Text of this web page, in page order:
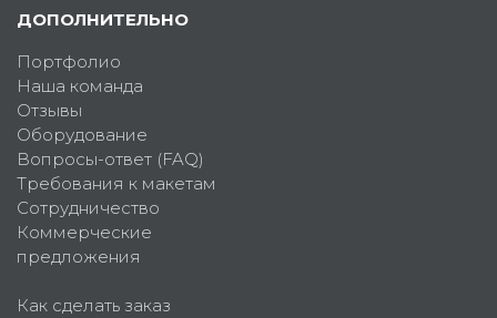
ДОПОЛНИТЕЛЬНО
Портфолио
Наша команда
Отзывы
Оборудование
Вопросы-ответ (FAQ)
Требования к макетам
Сотрудничество
Коммерческие
предложения
Как сделать заказ